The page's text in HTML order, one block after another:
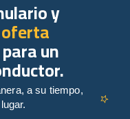
y
para un
a su tiempo,